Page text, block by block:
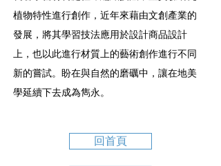
植物特性進行創作，近年來藉由文創產業的
發展，將其學習技法應用於設計商品設計
上，也以此進行材質上的藝術創作進行不同
新的嘗試。盼在與自然的磨礪中，讓在地美
學延續下去成為雋永。
回首頁